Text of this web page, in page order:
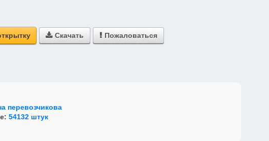
 Скачать  Пожаловаться
перевозчикова
54132 штук